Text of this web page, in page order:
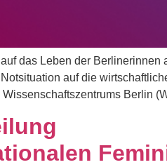
das Leben der
auf die
Berlin